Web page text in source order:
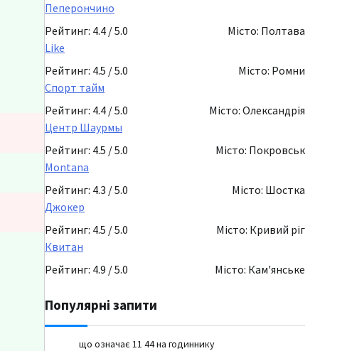
Пеперончино
Рейтинг: 4.4 / 5.0
Місто: Полтава
Like
Рейтинг: 4.5 / 5.0
Місто: Ромни
Спорт тайм
Рейтинг: 4.4 / 5.0
Місто: Олександрія
Центр Шаурмы
Рейтинг: 4.5 / 5.0
Місто: Покровськ
Montana
Рейтинг: 4.3 / 5.0
Місто: Шостка
Джокер
Рейтинг: 4.5 / 5.0
Місто: Кривий ріг
Квитан
Рейтинг: 4.9 / 5.0
Місто: Кам'янське
Популярні запити
що означає 11 44 на годиннику